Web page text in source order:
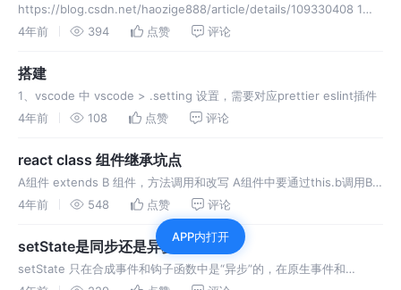
https://blog.csdn.net/haozige888/article/details/109330408 1、
constate https://www.npmjs.com/package/
4年前 394 点赞 评论
搭建
1、vscode 中 vscode > .setting 设置，需要对应prettier eslint插件
4年前
108 点赞 评论
react class 组件继承坑点
A组件 extends B 组件，方法调用和改写 A组件中要通过this.b调用B
组件的b方法，则b方法的写法可以是箭头函数或者非箭头函数，但如果
A组件中要通过super.b调用B组件中的b方法，则b
4年前 548 点赞 评论
setState是同步还是异步？
setState 只在合成事件和钩子函数中是“异步”的，在原生事件和
APP内打开